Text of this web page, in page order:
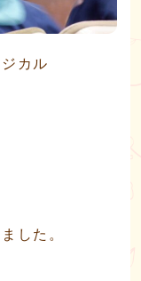
カル
した。